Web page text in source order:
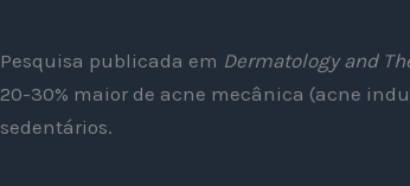
Pesquisa publicada em Dermatology and
20-30% maior de acne mecânica (acne
sedentários.